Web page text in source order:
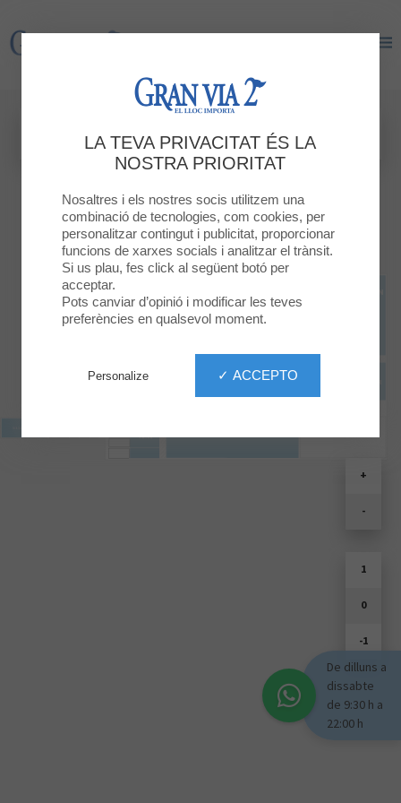
Gran Via 2
+
-
1
0
-1
De dilluns a
dissabte
de 9:30 h a
22:00 h
LA TEVA PRIVACITAT ÉS LA
NOSTRA PRIORITAT
Nosaltres i els nostres socis utilitzem una
combinació de tecnologies, com cookies, per
personalitzar contingut i publicitat, proporcionar
funcions de xarxes socials i analitzar el trànsit.
Si us plau, fes click al següent botó per
acceptar.
Pots canviar d’opinió i modificar les teves
preferències en qualsevol moment.
✓ ACCEPTO
Personalize